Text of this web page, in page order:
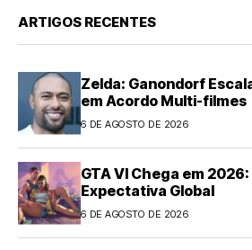
ARTIGOS RECENTES
Zelda: Ganondorf
em Acordo Multi-filmes
6 DE AGOSTO DE 2026
GTA VI Chega em
Expectativa Global
6 DE AGOSTO DE 2026